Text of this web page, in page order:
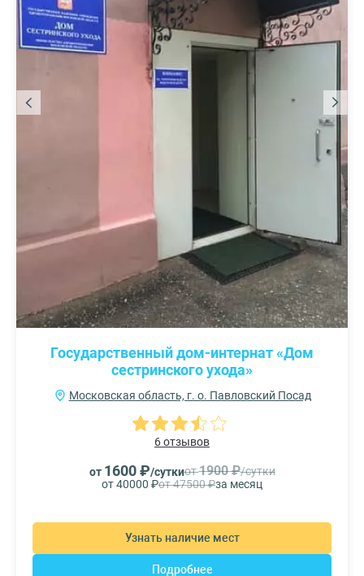
Государственный дом-интернат «Дом
сестринского ухода»
Московская область, г. о. Павловский Посад
6 отзывов
от 1600 ₽/суткиот1900 ₽/сутки
от 40000 ₽от 47500 ₽за месяц
Узнать наличие мест
Подробнее